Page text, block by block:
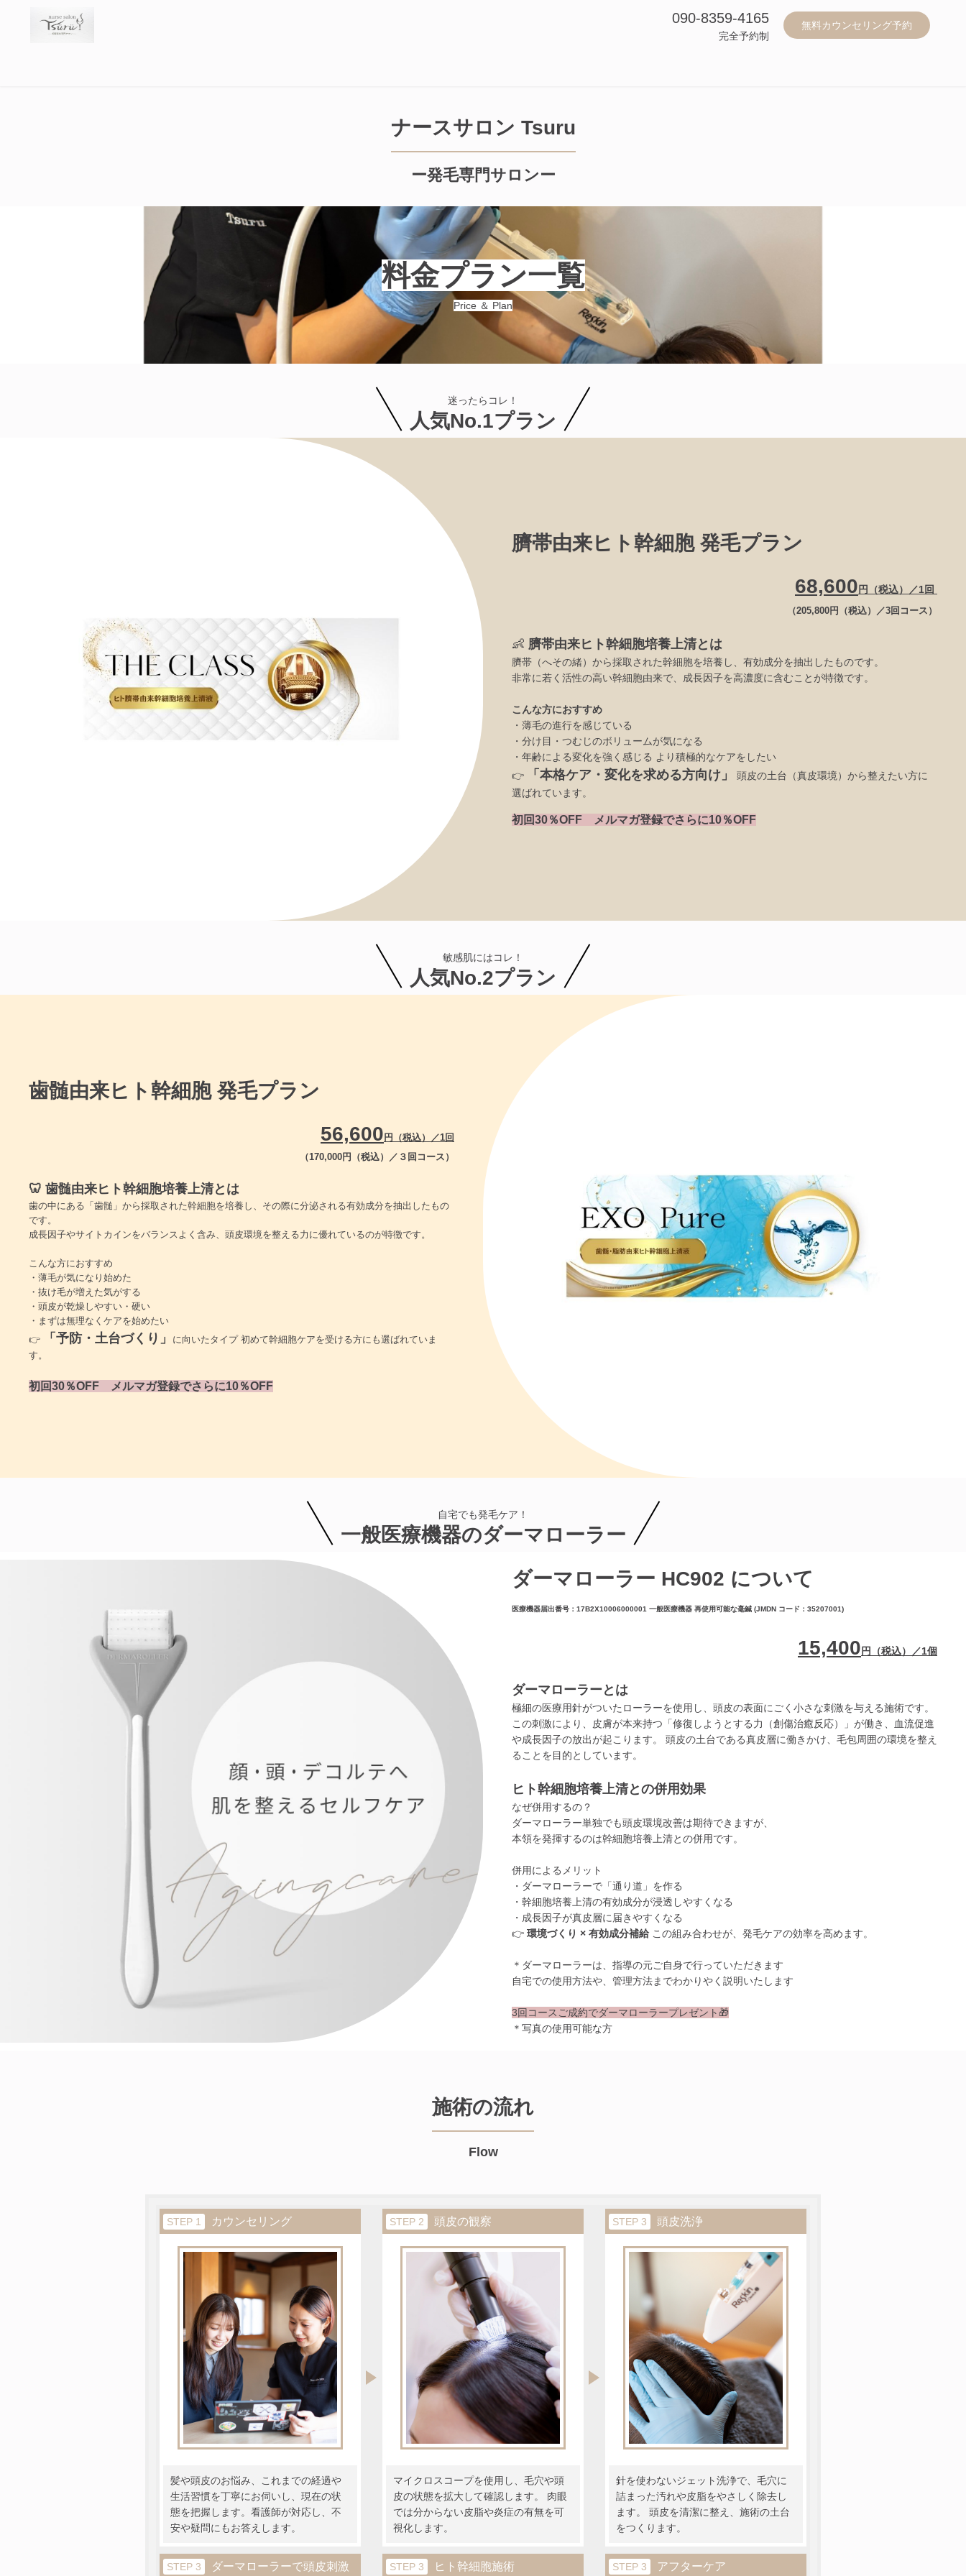
090-8359-4165
完全予約制
無料カウンセリング予約
ナースサロン Tsuru
ー発毛専門サロンー
料金プラン一覧
Price ＆ Plan
迷ったらコレ！
人気No.1プラン
臍帯由来ヒト幹細胞 発毛プラン
68,600円（税込）／1回
（205,800円 （税込）／3回コース）
👶 臍帯由来ヒト幹細胞培養上清とは
臍帯（へその緒）から採取された幹細胞を培養し、有効成分を抽出したものです。
非常に若く活性の高い幹細胞由来で、成長因子を高濃度に含むことが特徴です。
こんな方におすすめ
・薄毛の進行を感じている
・分け目・つむじのボリュームが気になる
・年齢による変化を強く感じる より積極的なケアをしたい
👉
「本格ケア・変化を求める方向け」
頭皮の土台（真皮環境）から整えたい方に
選ばれています。
初回30％OFF メルマガ登録でさらに10％OFF
敏感肌にはコレ！
人気No.2プラン
歯髄由来ヒト幹細胞 発毛プラン
56,600円（税込）／1回
（170,000円（税込）／３回コース）
🦷 歯髄由来ヒト幹細胞培養上清とは
歯の中にある「歯髄」から採取された幹細胞を培養し、その際に分泌される有効成分を抽出したもの
です。
成長因子やサイトカインをバランスよく含み、頭皮環境を整える力に優れているのが特徴です。
こんな方におすすめ
・薄毛が気になり始めた
・抜け毛が増えた気がする
・頭皮が乾燥しやすい・硬い
・まずは無理なくケアを始めたい
👉
「予防・土台づくり」
に向いたタイプ 初めて幹細胞ケアを受ける方にも選ばれていま
す。
初回30％OFF メルマガ登録でさらに10％OFF
自宅でも発毛ケア！
一般医療機器のダーマローラー
ダーマローラー HC902 について
医療機器届出番号：17B2X10006000001 一般医療機器 再使用可能な毫鍼 (JMDN コード：35207001)
15,400 円（税込）／1個
ダーマローラーとは
極細の医療用針がついたローラーを使用し、頭皮の表面にごく小さな刺激を与える施術です。
この刺激により、皮膚が本来持つ「修復しようとする力（創傷治癒反応）」が働き、血流促進
や成長因子の放出が起こります。 頭皮の土台である真皮層に働きかけ、毛包周囲の環境を整え
ることを目的としています。
ヒト幹細胞培養上清との併用効果
なぜ併用するの？
ダーマローラー単独でも頭皮環境改善は期待できますが、
本領を発揮するのは幹細胞培養上清との併用です。
併用によるメリット
・ダーマローラーで「通り道」を作る
・幹細胞培養上清の有効成分が浸透しやすくなる
・成長因子が真皮層に届きやすくなる
👉 環境づくり × 有効成分補給 この組み合わせが、発毛ケアの効率を高めます。
＊ダーマローラーは、指導の元ご自身で行っていただきます
自宅での使用方法や、管理方法までわかりやく説明いたします
3回コースご成約でダーマローラープレゼント🎁
＊写真の使用可能な方
施術の流れ
Flow
STEP 1 カウンセリング
髪や頭皮のお悩み、これまでの経過や
生活習慣を丁寧にお伺いし、現在の状
態を把握します。看護師が対応し、不
安や疑問にもお答えします。
STEP 2 頭皮の観察
マイクロスコープを使用し、毛穴や頭
皮の状態を拡大して確認します。 肉眼
では分からない皮脂や炎症の有無を可
視化します。
STEP 3 頭皮洗浄
針を使わないジェット洗浄で、毛穴に
詰まった汚れや皮脂をやさしく除去し
ます。 頭皮を清潔に整え、施術の土台
をつくります。
STEP 3 ダーマローラーで頭皮刺激 STEP 3 ヒト幹細胞施術 STEP 3 アフターケア